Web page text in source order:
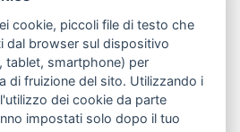
il call
emergenze nei giorni festivi
cookie, piccoli file di testo che
dal browser sul dispositivo
tablet, smartphone) per
di fruizione del sito. Utilizzando i
dei cookie da parte
impostati solo dopo il tuo